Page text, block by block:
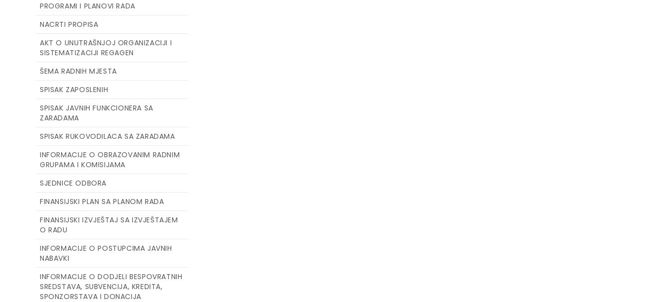
PROGRAMI I PLANOVI RADA
NACRTI PROPISA
AKT O UNUTRAŠNJOJ ORGANIZACIJI I
SISTEMATIZACIJI REGAGEN
ŠEMA RADNIH MJESTA
SPISAK ZAPOSLENIH
SPISAK JAVNIH FUNKCIONERA SA
ZARADAMA
SPISAK RUKOVODILACA SA ZARADAMA
INFORMACIJE O OBRAZOVANIM RADNIM
GRUPAMA I KOMISIJAMA
SJEDNICE ODBORA
FINANSIJSKI PLAN SA PLANOM RADA
FINANSIJSKI IZVJEŠTAJ SA IZVJEŠTAJEM
O RADU
INFORMACIJE O POSTUPCIMA JAVNIH
NABAVKI
INFORMACIJE O DODJELI BESPOVRATNIH
SREDSTAVA, SUBVENCIJA, KREDITA,
SPONZORSTAVA I DONACIJA